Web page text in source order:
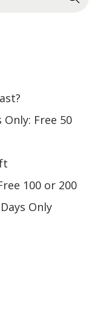
Only: Free 50
100 or 200
Only